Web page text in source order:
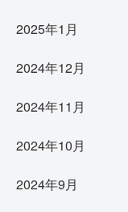
2025年1月
2024年12月
2024年11月
2024年10月
2024年9月